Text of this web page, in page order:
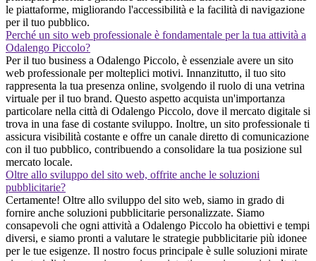
le piattaforme, migliorando l'accessibilità e la facilità di navigazione
per il tuo pubblico.
Perché un sito web professionale è fondamentale per la tua attività a
Odalengo Piccolo?
Per il tuo business a Odalengo Piccolo, è essenziale avere un sito
web professionale per molteplici motivi. Innanzitutto, il tuo sito
rappresenta la tua presenza online, svolgendo il ruolo di una vetrina
virtuale per il tuo brand. Questo aspetto acquista un'importanza
particolare nella città di Odalengo Piccolo, dove il mercato digitale si
trova in una fase di costante sviluppo. Inoltre, un sito professionale ti
assicura visibilità costante e offre un canale diretto di comunicazione
con il tuo pubblico, contribuendo a consolidare la tua posizione sul
mercato locale.
Oltre allo sviluppo del sito web, offrite anche le soluzioni
pubblicitarie?
Certamente! Oltre allo sviluppo del sito web, siamo in grado di
fornire anche soluzioni pubblicitarie personalizzate. Siamo
consapevoli che ogni attività a Odalengo Piccolo ha obiettivi e tempi
diversi, e siamo pronti a valutare le strategie pubblicitarie più idonee
per le tue esigenze. Il nostro focus principale è sulle soluzioni mirate